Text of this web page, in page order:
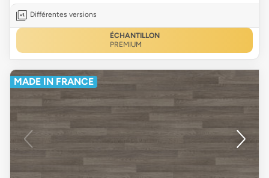
Différentes versions
ÉCHANTILLON
PREMIUM
MADE IN FRANCE